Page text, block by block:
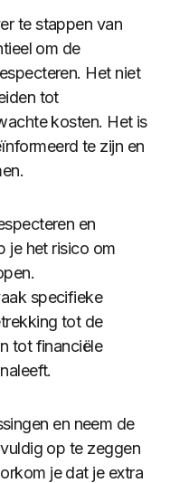
te stappen van
om de
Het niet
tot
kosten. Het is
te zijn en
en
je het risico om
specifieke
tot de
tot financiële
en neem de
op te zeggen
je dat je extra